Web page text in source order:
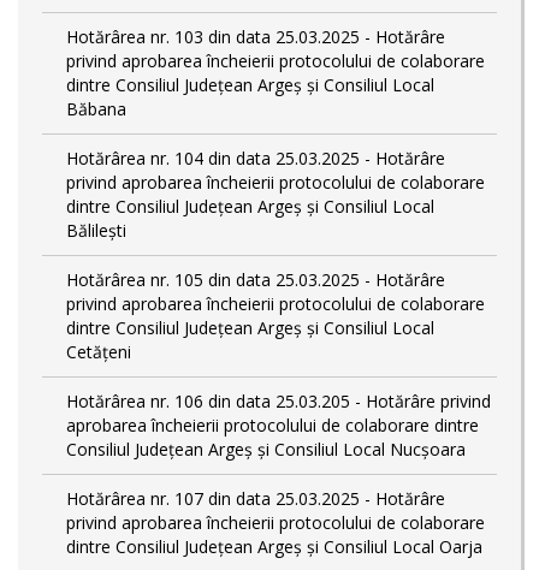
Hotărârea nr. 103 din data 25.03.2025 - Hotărâre
privind aprobarea încheierii protocolului de colaborare
dintre Consiliul Județean Argeș și Consiliul Local
Băbana
Hotărârea nr. 104 din data 25.03.2025 - Hotărâre
privind aprobarea încheierii protocolului de colaborare
dintre Consiliul Județean Argeș și Consiliul Local
Bălilești
Hotărârea nr. 105 din data 25.03.2025 - Hotărâre
privind aprobarea încheierii protocolului de colaborare
dintre Consiliul Județean Argeș și Consiliul Local
Cetățeni
Hotărârea nr. 106 din data 25.03.205 - Hotărâre privind
aprobarea încheierii protocolului de colaborare dintre
Consiliul Județean Argeș și Consiliul Local Nucșoara
Hotărârea nr. 107 din data 25.03.2025 - Hotărâre
privind aprobarea încheierii protocolului de colaborare
dintre Consiliul Județean Argeș și Consiliul Local Oarja